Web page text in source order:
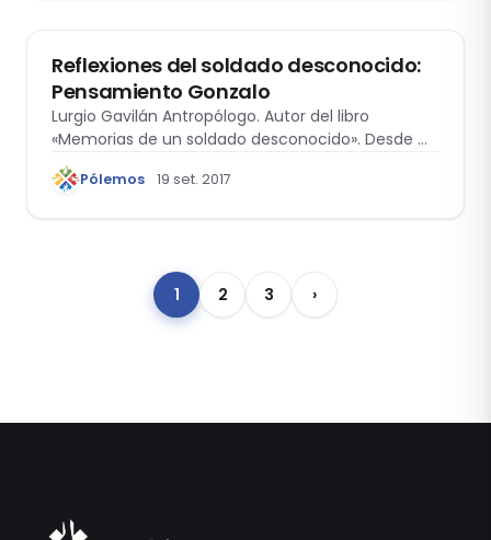
Reflexiones del soldado desconocido:
Pensamiento Gonzalo
Lurgio Gavilán Antropólogo. Autor del libro
«Memorias de un soldado desconocido». Desde mi
casa…
Pólemos 19 set. 2017
1 2 3 ›